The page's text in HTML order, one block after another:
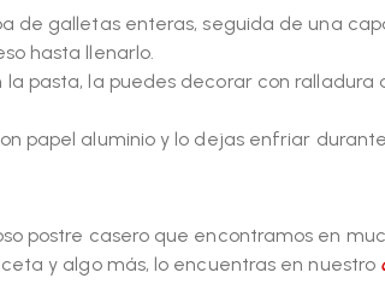
de galletas enteras, seguida de una
hasta llenarlo.
pasta, la puedes decorar con
papel aluminio y lo dejas enfriar
postre casero que encontramos en
y algo más, lo encuentras en nuestro